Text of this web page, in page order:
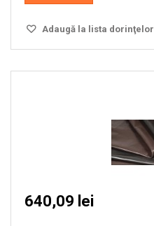
Adaugă la lista dorinţelor
640,09 lei